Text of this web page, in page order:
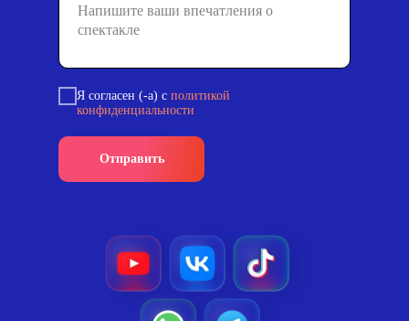
Я согласен (-а) с политикой
конфиденциальности
Отправить